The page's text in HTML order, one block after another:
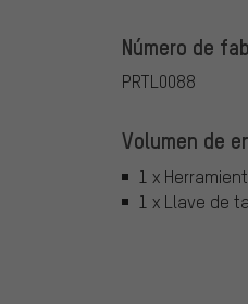
Número de
PRTL0088
Volumen de
1 x
1 x Llave de